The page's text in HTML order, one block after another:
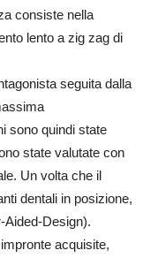
consiste nella
lento a zig zag di
seguita dalla
sono quindi state
state valutate con
Un volta che il
dentali in posizione,
Aided-Design).
acquisite,